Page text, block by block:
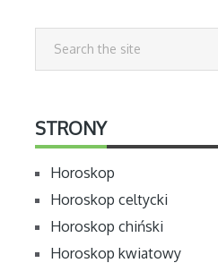
STRONY
Horoskop
Horoskop celtycki
Horoskop chiński
Horoskop kwiatowy